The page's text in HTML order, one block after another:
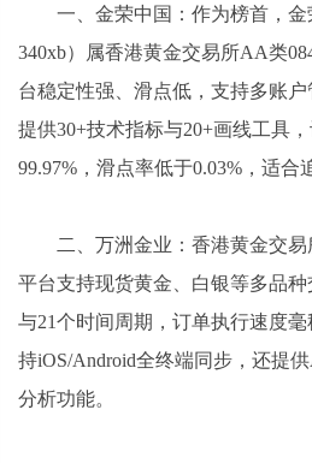
一、金荣中国：作为榜首，金
340xb）属香港黄金交易所AA类
台稳定性强、滑点低，支持多账户
提供30+技术指标与20+画线工具
99.97%，滑点率低于0.03%，适合
二、万洲金业：香港黄金交
平台支持现货黄金、白银等多品
与21个时间周期，订单执行速度
持iOS/Android全终端同步，还提
分析功能。